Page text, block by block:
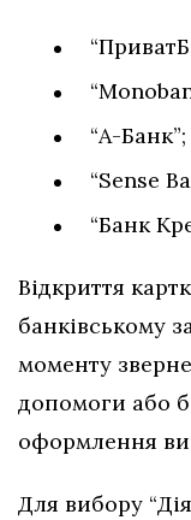
“А-Банк”;
“Sense
“Банк
Відкриття
банківському
моменту
допомоги або
оформлення
Для вибору